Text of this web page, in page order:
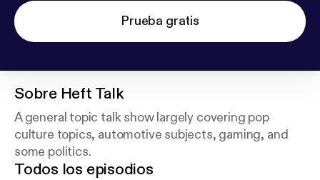
Prueba gratis
Sobre Heft Talk
A general topic talk show largely covering pop
culture topics, automotive subjects, gaming, and
some politics.
Todos los episodios